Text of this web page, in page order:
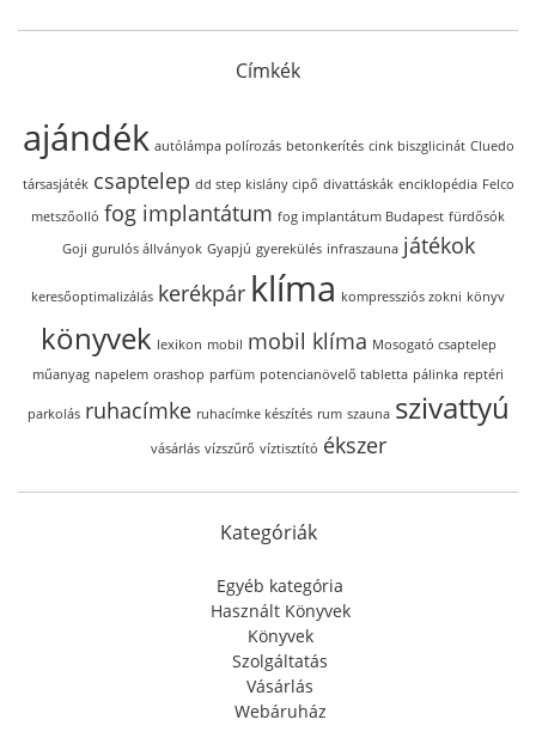
Címkék
ajándék autólámpa polírozás betonkerítés cink biszglicinát Cluedo
társasjáték csaptelep dd step kislány cipő divattáskák enciklopédia Felco
metszőolló fog implantátum fog implantátum Budapest fürdősók
Goji gurulós állványok Gyapjú gyerekülés infraszauna játékok
keresőoptimalizálás kerékpár klíma kompressziós zokni könyv
könyvek lexikon mobil mobil klíma Mosogató csaptelep
műanyag napelem orashop parfüm potencianövelő tabletta pálinka reptéri
parkolás ruhacímke ruhacímke készítés rum szauna szivattyú
vásárlás vízszűrő víztisztító ékszer
Kategóriák
Egyéb kategória
Használt Könyvek
Könyvek
Szolgáltatás
Vásárlás
Webáruház